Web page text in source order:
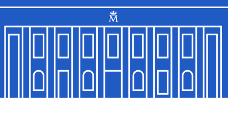
Show/Hide
Show/Hide
Show/Hide